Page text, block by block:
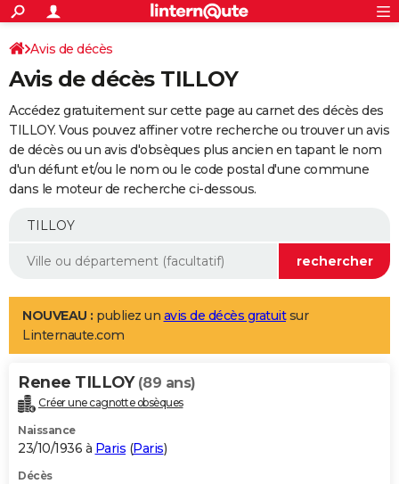
ACTUALITÉS
Politique
Société
Faits Divers
Education
Monde
Villes
+
SPORT
Coupe du monde 2026
Football
Tennis
Cyclisme
Rugby
Forum
Programme TV
TNT
Streaming
Cinéma
Sorties cinéma
Musique
+
FINANCE
Retraite
Impôts
Epargne
Immobilier
Risques naturels par ville
Banque
Assurance
Crédit
AUTO
Essais
Réserver un essai
Citadines
Berlines
SUV
Forum auto
+
Mobiles
Meilleur smartphone
Internet
Ordinateurs
Jeux vidéo
Guide high-tech
Aménagement intérieur
LIFESTYLE
Art de vivre
Bien-être
Loisirs
Mode
Modes de vie
Alimentation
Guide de la santé
Maladies
Médicaments
Sommeil
VOYAGE
Destinations
City break
Voyage nature
Voyage de noces
Forum
Climat
+PHOTO
GUIDES D'ACHAT
Avis de décès
Avis de décès TILLOY
Accédez gratuitement sur cette page au carnet des décès des
TILLOY. Vous pouvez affiner votre recherche ou trouver un avis
de décès ou un avis d'obsèques plus ancien en tapant le nom
d'un défunt et/ou le nom ou le code postal d'une commune
dans le moteur de recherche ci-dessous.
NOUVEAU : publiez un avis de décès gratuitsur
Linternaute.com
Renee TILLOY (89 ans)
Créer une cagnotte obsèques
Naissance
23/10/1936 à Paris (Paris)
Décès